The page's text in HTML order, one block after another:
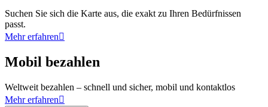
Suchen Sie sich die Karte aus, die exakt zu Ihren Bedürfnissen
passt.
Mehr erfahren
Mobil bezahlen
Weltweit bezahlen – schnell und sicher, mobil und kontaktlos
Mehr erfahren